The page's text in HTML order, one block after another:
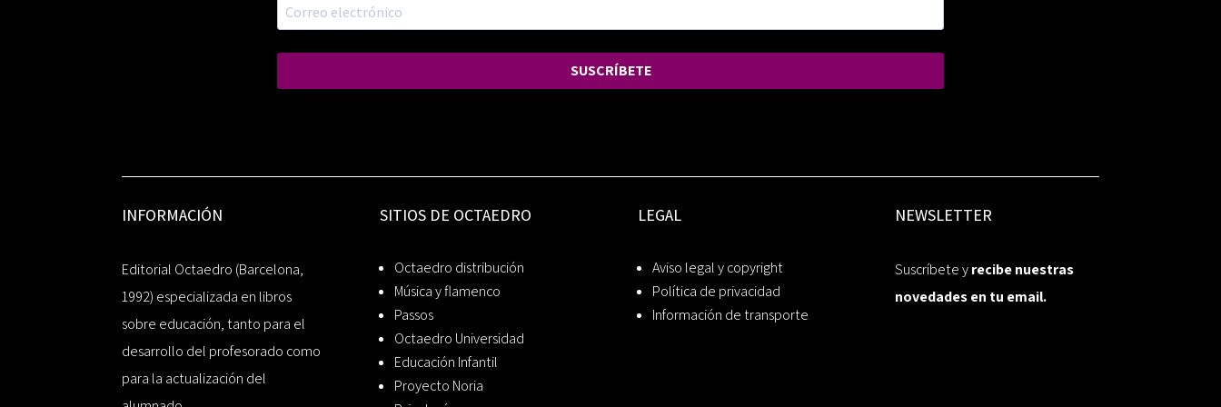
SUSCRÍBETE
INFORMACIÓN
Editorial Octaedro (Barcelona,
1992) especializada en libros
sobre educación, tanto para el
desarrollo del profesorado como
para la actualización del
SITIOS DE OCTAEDRO
Octaedro distribución
Música y flamenco
Passos
Octaedro Universidad
Educación Infantil
Proyecto Noria
LEGAL
Aviso legal y copyright
Política de privacidad
Información de transporte
NEWSLETTER
Suscríbete yrecibe nuestras
novedades en tu email.